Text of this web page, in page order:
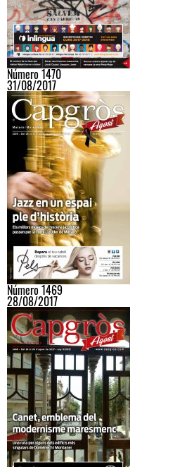
Número 1470
31/08/2017
Número 1469
28/08/2017